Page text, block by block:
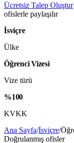
Ücretsiz Talep Oluştur
ofislerle paylaşılır
İsviçre
Ülke
Öğrenci Vizesi
Vize türü
%100
KVKK
Ana Sayfa/İsviçre/
Doğrulanmış ofisler